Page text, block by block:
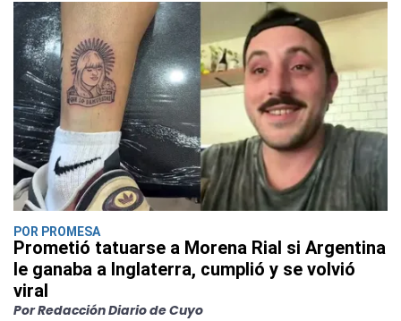
POR PROMESA
Prometió tatuarse a Morena Rial si Argentina
le ganaba a Inglaterra, cumplió y se volvió
viral
Por Redacción Diario de Cuyo